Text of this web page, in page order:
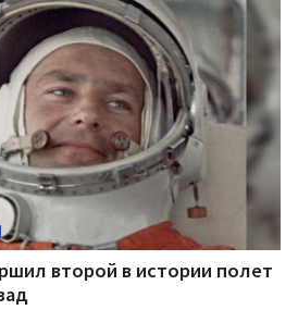
второй в истории полет